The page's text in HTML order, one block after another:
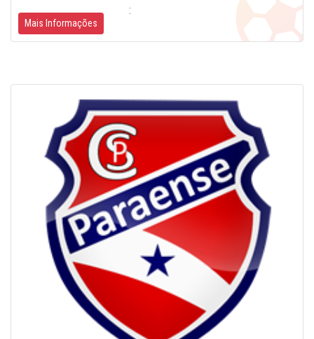
Mais Informações